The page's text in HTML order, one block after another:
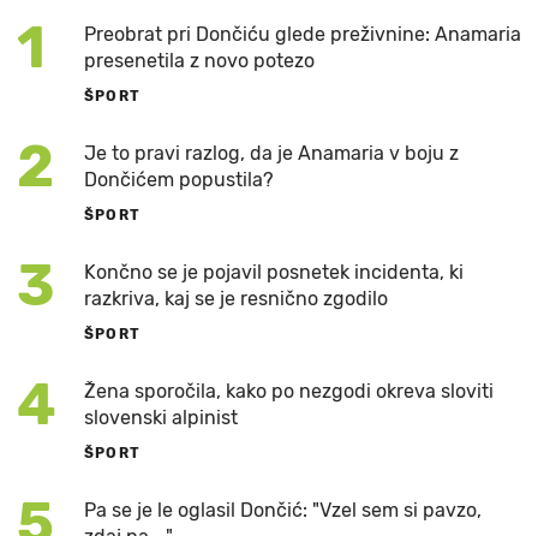
1
Preobrat pri Dončiću glede preživnine: Anamaria
presenetila z novo potezo
ŠPORT
2
Je to pravi razlog, da je Anamaria v boju z
Dončićem popustila?
ŠPORT
3
Končno se je pojavil posnetek incidenta, ki
razkriva, kaj se je resnično zgodilo
ŠPORT
4
Žena sporočila, kako po nezgodi okreva sloviti
slovenski alpinist
ŠPORT
Pa se je le oglasil Dončić: "Vzel sem si pavzo,